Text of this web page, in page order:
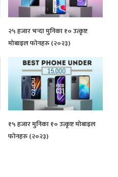
२५ हजार भन्दा मुनिका १० उत्कृष्ट
मोबाइल फोनहरु (२०२३)
१५ हजार मुनिका १० उत्कृष्ट मोबाइल
फोनहरु (२०२३)